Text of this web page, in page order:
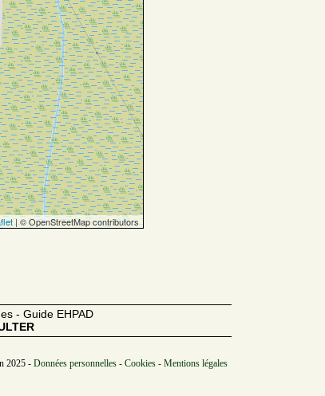
| © OpenStreetMap contributors
- Guide EHPAD
2025 - Données personnelles - Cookies - Mentions légales